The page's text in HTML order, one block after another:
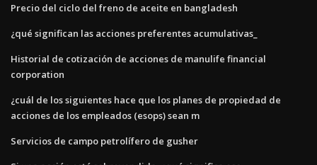
Precio del ciclo del freno de aceite en bangladesh
¿qué significan las acciones preferentes acumulativas_
Historial de cotización de acciones de manulife financial
corporation
¿cuál de los siguientes hace que los planes de propiedad de
acciones de los empleados (esops) sean m
Servicios de campo petrolífero de gusher